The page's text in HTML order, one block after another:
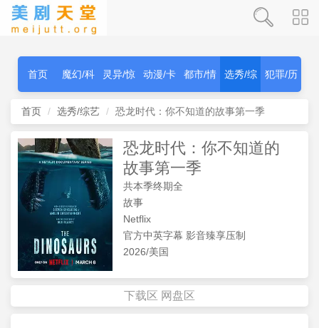
首页 魔幻/科
幻
灵异/惊
秫
动漫/卡
通
都市/情
感
选秀/综
艺
犯罪/历
首页 选秀/综艺 恐龙时代：你不知道的故事第一季
恐龙时代：你不知道的
故事第一季
共本季终期全
故事
Netflix
官方中英字幕 影音臻享压制
2026/美国
下载区 网盘区